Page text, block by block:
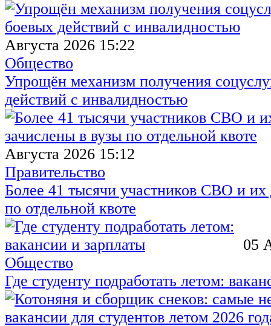
Августа 2026 15:22
Общество
Упрощён механизм получения
действий с инвалидностью
Августа 2026 15:12
Правительство
Более 41 тысячи участников СВО и их
по отдельной квоте
05
Общество
Где студенту подработать летом: